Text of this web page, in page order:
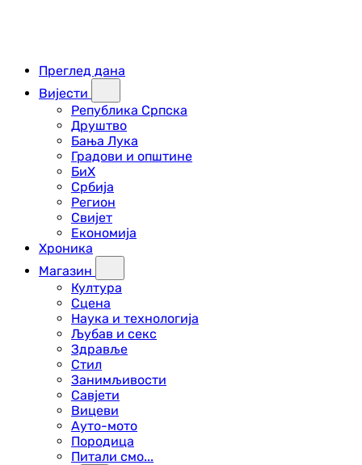
Преглед дана
Вијести
Република Српска
Друштво
Бања Лука
Градови и општине
БиХ
Србија
Регион
Свијет
Економија
Хроника
Магазин
Култура
Сцена
Наука и технологија
Љубав и секс
Здравље
Стил
Занимљивости
Савјети
Вицеви
Ауто-мото
Породица
Питали смо...